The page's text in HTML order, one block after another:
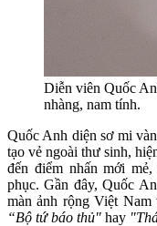
Diễn viên Quốc
nhàng, nam tính.
Quốc Anh diện sơ mi
tạo vẻ ngoài thư sinh,
đến điểm nhấn mới
phục. Gần đây, Quốc
màn ảnh rộng Việt
“Bộ tứ báo thủ" hay